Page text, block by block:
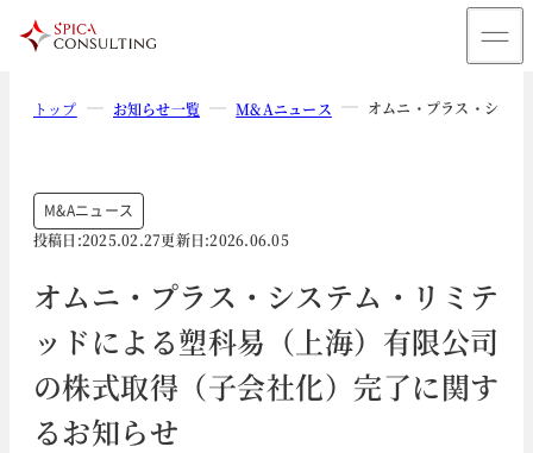
トップ お知らせ一覧 M&Aニュース オムニ・プラス・シス
M&Aニュース
投稿日:2025.02.27更新日:2026.06.05
オムニ・プラス・システム・リミテ
ッドによる塑科易（上海）有限公司
の株式取得（子会社化）完了に関す
るお知らせ